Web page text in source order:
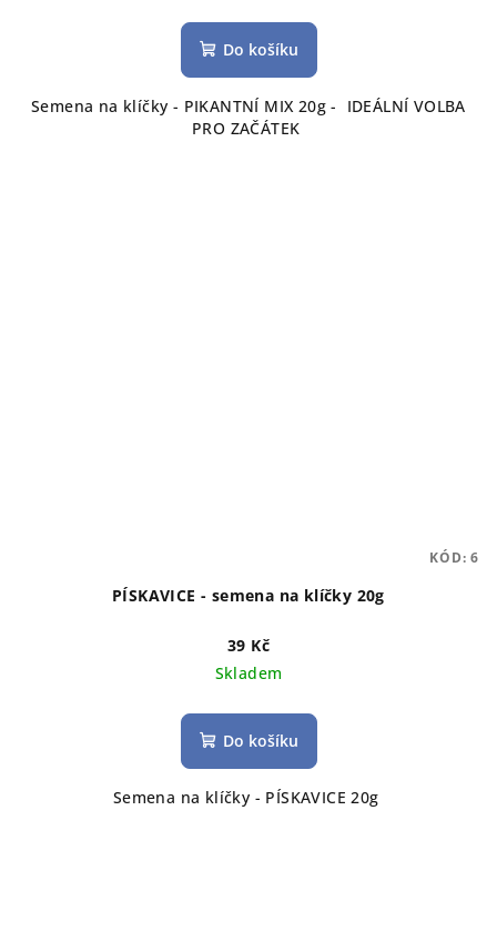
Do košíku
Semena na klíčky - PIKANTNÍ MIX 20g - IDEÁLNÍ VOLBA
PRO ZAČÁTEK
PÍSKAVICE - semena na klíčky 20g
39 Kč
Skladem
Do košíku
Semena na klíčky - PÍSKAVICE 20g
KÓD:6